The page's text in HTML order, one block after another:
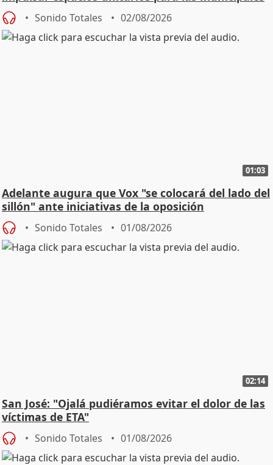
Sonido Totales 02/08/2026
01:03
Adelante augura que Vox "se colocará del lado del
sillón" ante iniciativas de la oposición
Sonido Totales 01/08/2026
02:14
San José: "Ojalá pudiéramos evitar el dolor de las
víctimas de ETA"
Sonido Totales 01/08/2026